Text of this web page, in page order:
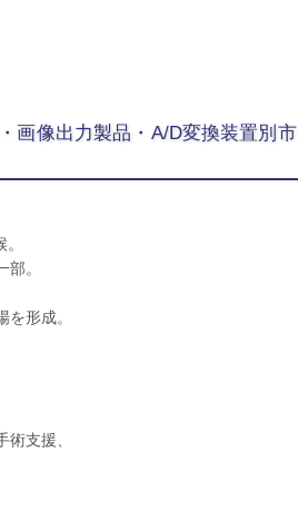
像出力製品・A/D変換装置別市
。
形成。
支援、